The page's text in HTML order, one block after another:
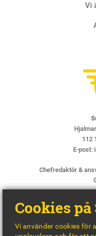
Vi
112
E-post:
Chefredaktör &
Cookies
Vi använder cookies för